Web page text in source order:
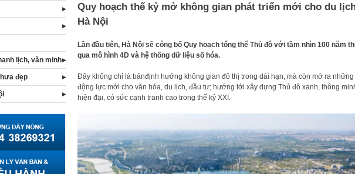
Quy hoạch thế kỷ mở không gian phát triển mới cho du
Hà Nội
Lần đầu tiên, Hà Nội sẽ công bố Quy hoạch tổng thể Thủ đô với tầm nhìn 100 năm
qua mô hình 4D và hệ thống dữ liệu số hóa.
Đây không chỉ là bảnđịnh hướng không gian đô thị trong dài hạn, mà còn mở ra những
động lực mới cho văn hóa, du lịch, đầu tư; hướng tới xây dựng Thủ đô xanh, thông
hiện đại, có sức cạnh tranh cao trong thế kỷ XXI.
lịch, văn minh
đẹp